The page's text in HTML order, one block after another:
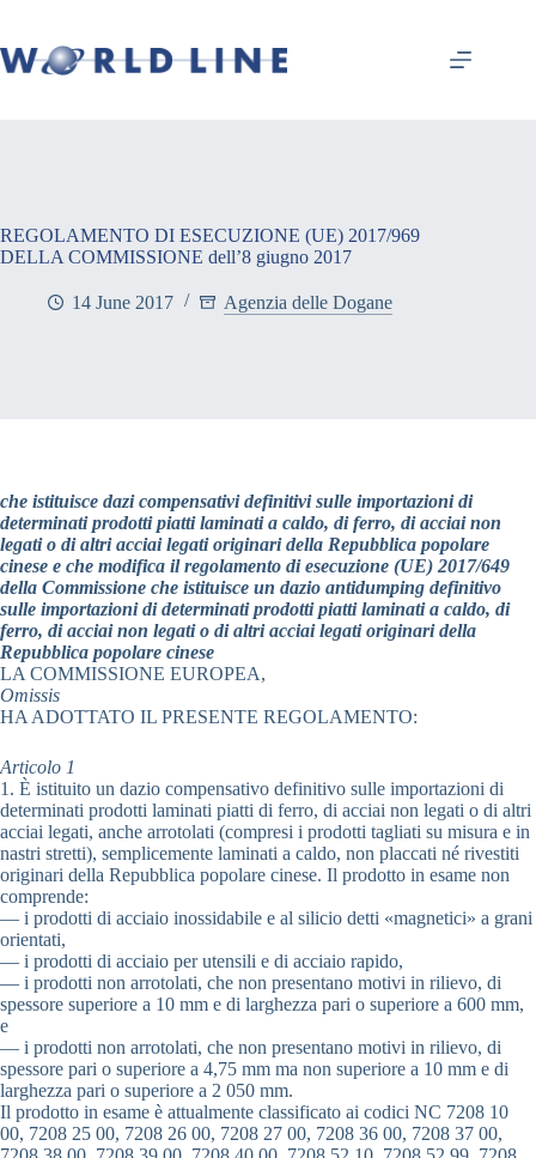
REGOLAMENTO DI ESECUZIONE (UE) 2017/969
DELLA COMMISSIONE dell’8 giugno 2017
14 June 2017 Agenzia delle Dogane
che istituisce dazi compensativi definitivi sulle importazioni di
determinati prodotti piatti laminati a caldo, di ferro, di acciai non
legati o di altri acciai legati originari della Repubblica popolare
cinese e che modifica il regolamento di esecuzione (UE) 2017/649
della Commissione che istituisce un dazio antidumping definitivo
sulle importazioni di determinati prodotti piatti laminati a caldo, di
ferro, di acciai non legati o di altri acciai legati originari della
Repubblica popolare cinese
LA COMMISSIONE EUROPEA,
Omissis
HA ADOTTATO IL PRESENTE REGOLAMENTO:
Articolo 1
1. È istituito un dazio compensativo definitivo sulle importazioni di
determinati prodotti laminati piatti di ferro, di acciai non legati o di altri
acciai legati, anche arrotolati (compresi i prodotti tagliati su misura e in
nastri stretti), semplicemente laminati a caldo, non placcati né rivestiti
originari della Repubblica popolare cinese. Il prodotto in esame non
comprende:
— i prodotti di acciaio inossidabile e al silicio detti «magnetici» a grani
orientati,
— i prodotti di acciaio per utensili e di acciaio rapido,
— i prodotti non arrotolati, che non presentano motivi in rilievo, di
spessore superiore a 10 mm e di larghezza pari o superiore a 600 mm,
e
— i prodotti non arrotolati, che non presentano motivi in rilievo, di
spessore pari o superiore a 4,75 mm ma non superiore a 10 mm e di
larghezza pari o superiore a 2 050 mm.
Il prodotto in esame è attualmente classificato ai codici NC 7208 10
00, 7208 25 00, 7208 26 00, 7208 27 00, 7208 36 00, 7208 37 00,